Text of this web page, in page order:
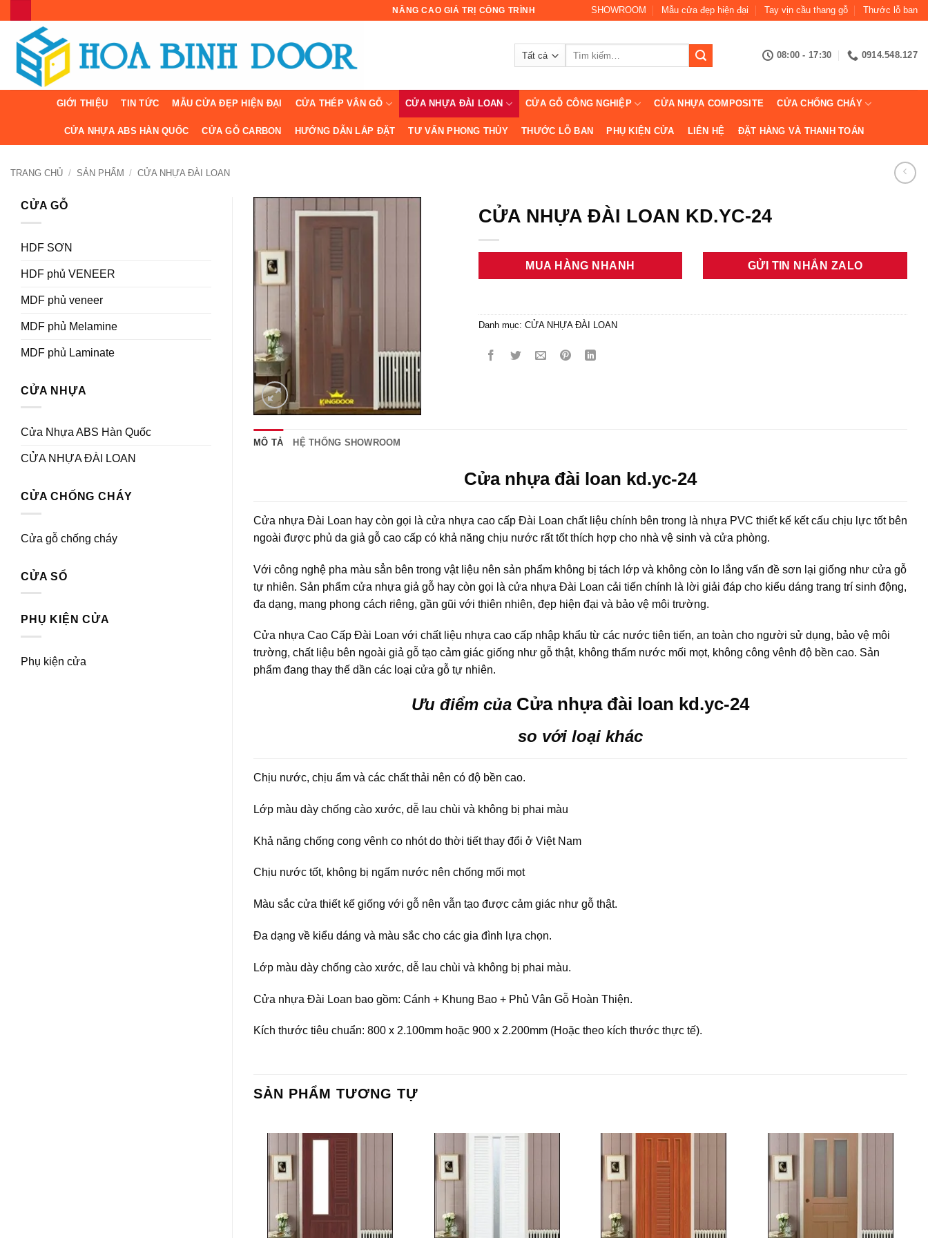
dung
NÂNG CAO GIÁ TRỊ CÔNG TRÌNH SHOWROOM Mẫu cửa đẹp hiện đại Tay vịn cầu thang gỗ Thước lỗ ban
08:00 - 17:30 0914.548.127
GIỚI THIỆU TIN TỨC MẪU CỬA ĐẸP HIỆN ĐẠI CỬA THÉP VÂN GỖ CỬA NHỰA ĐÀI LOAN CỬA GỖ CÔNG NGHIỆP CỬA NHỰA COMPOSITE CỬA CHỐNG CHÁY
CỬA NHỰA ABS HÀN QUỐC CỬA GỖ CARBON HƯỚNG DẪN LẮP ĐẶT TƯ VẤN PHONG THỦY THƯỚC LỖ BAN PHỤ KIỆN CỬA LIÊN HỆ ĐẶT HÀNG VÀ THANH TOÁN
TRANG CHỦ / SẢN PHẨM / CỬA NHỰA ĐÀI LOAN
CỬA GỖ
HDF SƠN
HDF phủ VENEER
MDF phủ veneer
MDF phủ Melamine
MDF phủ Laminate
CỬA NHỰA
Cửa Nhựa ABS Hàn Quốc
CỬA NHỰA ĐÀI LOAN
CỬA CHỐNG CHÁY
Cửa gỗ chống cháy
CỬA SỔ
PHỤ KIỆN CỬA
Phụ kiện cửa
CỬA NHỰA ĐÀI LOAN KD.YC-24
MUA HÀNG NHANH GỬI TIN NHẮN ZALO
Danh mục: CỬA NHỰA ĐÀI LOAN
MÔ TẢ HỆ THỐNG SHOWROOM
Cửa nhựa đài loan kd.yc-24
Cửa nhựa Đài Loan hay còn gọi là cửa nhựa cao cấp Đài Loan chất liệu chính bên trong là nhựa PVC thiết kế kết cấu chịu lực tốt bên
ngoài được phủ da giả gỗ cao cấp có khả năng chịu nước rất tốt thích hợp cho nhà vệ sinh và cửa phòng.
Với công nghệ pha màu sẳn bên trong vật liệu nên sản phẩm không bị tách lớp và không còn lo lắng vấn đề sơn lại giống như cửa gỗ
tự nhiên. Sản phẩm cửa nhựa giả gỗ hay còn gọi là cửa nhựa Đài Loan cải tiến chính là lời giải đáp cho kiểu dáng trang trí sinh động,
đa dạng, mang phong cách riêng, gần gũi với thiên nhiên, đẹp hiện đại và bảo vệ môi trường.
Cửa nhựa Cao Cấp Đài Loan với chất liệu nhựa cao cấp nhập khẩu từ các nước tiên tiến, an toàn cho người sử dụng, bảo vệ môi
trường, chất liệu bên ngoài giả gỗ tạo cảm giác giống như gỗ thật, không thấm nước mối mọt, không công vênh độ bền cao. Sản
phẩm đang thay thế dần các loại cửa gỗ tự nhiên.
Ưu điểm của Cửa nhựa đài loan kd.yc-24
so với loại khác
Chịu nước, chịu ẩm và các chất thải nên có độ bền cao.
Lớp màu dày chống cào xước, dễ lau chùi và không bị phai màu
Khả năng chống cong vênh co nhót do thời tiết thay đổi ở Việt Nam
Chịu nước tốt, không bị ngấm nước nên chống mối mọt
Màu sắc cửa thiết kế giống với gỗ nên vẫn tạo được cảm giác như gỗ thật.
Đa dạng về kiểu dáng và màu sắc cho các gia đình lựa chọn.
Lớp màu dày chống cào xước, dễ lau chùi và không bị phai màu.
Cửa nhựa Đài Loan bao gồm: Cánh + Khung Bao + Phủ Vân Gỗ Hoàn Thiện.
Kích thước tiêu chuẩn: 800 x 2.100mm hoặc 900 x 2.200mm (Hoặc theo kích thước thực tế).
SẢN PHẨM TƯƠNG TỰ